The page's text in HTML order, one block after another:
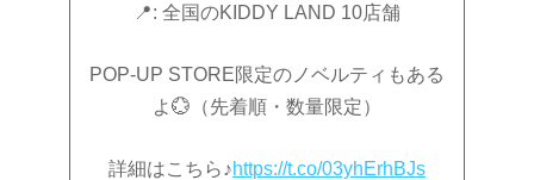
📍: 全国のKIDDY LAND 10店舗
POP-UP STORE限定のノベルティもある
よ💮（先着順・数量限定）
詳細はこちら♪https://t.co/03yhErhBJs